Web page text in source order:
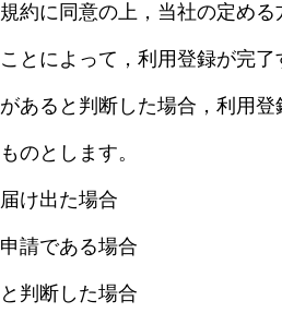
約に同意の上，当社の定め
とによって，利用登録が完了
あると判断した場合，利用
のとします。
け出た場合
請である場合
判断した場合